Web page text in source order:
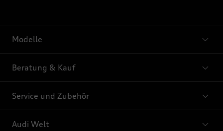
Modelle
Beratung & Kauf
Service und Zubehör
Audi Welt